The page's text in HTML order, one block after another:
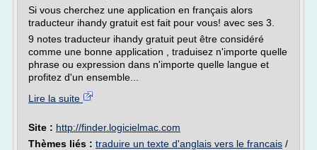
Si vous cherchez une application en français alors
traducteur ihandy gratuit est fait pour vous! avec ses 3.
9 notes traducteur ihandy gratuit peut être considéré
comme une bonne application , traduisez n'importe quelle
phrase ou expression dans n'importe quelle langue et
profitez d'un ensemble...
Lire la suite
Site : http://finder.logicielmac.com
Thèmes liés : traduire un texte d'anglais vers le francais /